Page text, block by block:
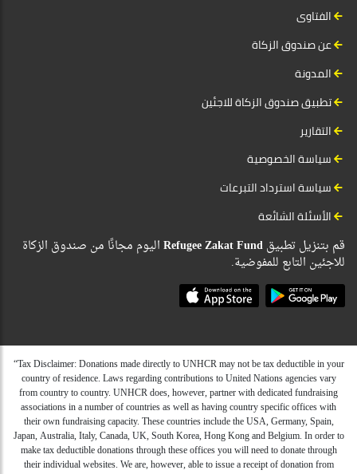
الفتاوى
عن صندوق الزكاة
المدونة
تطبيق صندوق الزكاة للاجئين
التقارير
سياسة الخصوصية
سياسة استرداد التبرعات
الأسئلة الشائعة
قم بتنزيل تطبيقRefugee Zakat Fundاليوم مجانًا من صندوق الزكاة
للاجئين التابع للمفوضية.
“Tax Disclaimer: Donations made directly to UNHCR may not be tax deductible in your
country of residence. Laws regarding contributions to United Nations agencies vary
from country to country. UNHCR does, however, partner with dedicated fundraising
associations in a number of countries as well as having country specific offices with
their own fundraising capacity. These countries include the USA, Germany, Spain,
Japan, Australia, Italy, Canada, UK, South Korea, Hong Kong and Belgium. In order to
make tax deductible donations through these offices you will need to donate through
their individual websites. We are, however, able to issue a receipt of donation from